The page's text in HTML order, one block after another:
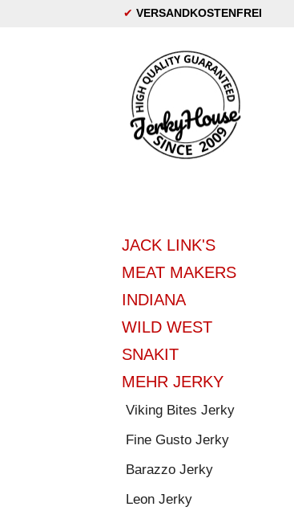
✔ VERSANDKOSTENFREI
JACK LINK'S
MEAT MAKERS
INDIANA
WILD WEST
SNAKIT
MEHR JERKY
Viking Bites Jerky
Fine Gusto Jerky
Barazzo Jerky
Leon Jerky